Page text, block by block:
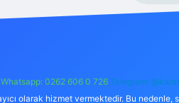
Whatsapp: 0262 606 0 726 Telegram:
olarak hizmet vermektedir. Bu